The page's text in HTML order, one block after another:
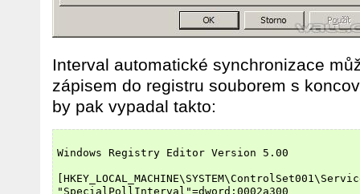
Interval automatické synchronizace
zápisem do registru souborem s
by pak vypadal takto:
Windows Registry Editor Version 5.00
"SpecialPollInterval"=dword:0002a300